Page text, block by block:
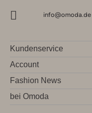
info@omoda.de
Kundenservice
Account
Fashion News
bei Omoda